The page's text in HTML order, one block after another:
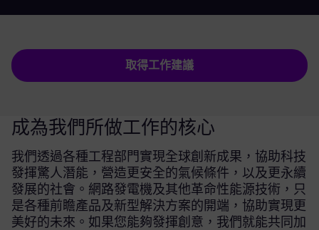
取得工作建議
成為我們所做工作的核心
我們透過各種工程部門實現全球創新成果，協助科技
發揮驚人潛能，營造更安全的氣候條件，以及更永續
發展的社會。網路發電機及其他革命性能源技術，只
是各種前瞻產品及新型解決方案的開端，協助實現更
美好的未來。如果您能夠發揮創意，我們就能共同加